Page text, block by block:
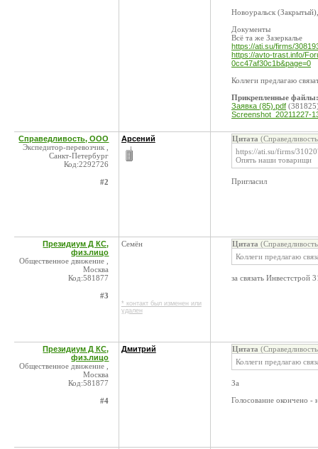
Новоуральск
Документы
Всё та же Зазеркалье
https://ati.su/firms/
https://avto-trast.info/
0cc47af30c1b&page=0
Коллеги предлагаю
Прикрепленные файлы:
Заявка (85).pdf
Screenshot_20211227-
Справедливость, ООО
Экспедитор-перевозчик ,
Санкт-Петербург
Код:2292726
#2
Арсений Цитата
https://ati.su/firms/
Опять наши товарищи
Пригласил
Президиум Д КС,
физ.лицо
Общественное движение ,
Москва
Код:581877
#3
Семён
* контакт был изменен или
удален
Цитата
Коллеги предлагаю
за связать
Президиум Д КС,
физ.лицо
Общественное движение ,
Москва
Код:581877
#4
Дмитрий Цитата
Коллеги предлагаю
За
Голосование окончено -